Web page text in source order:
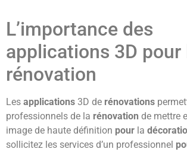
L’importance des
applications 3D pour
rénovation
Les applications 3D de rénovations
professionnels de la rénovation de mettre
image de haute définition pour la
sollicitez les services d’un professionnel